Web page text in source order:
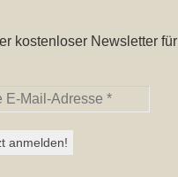
kostenloser Newsletter für